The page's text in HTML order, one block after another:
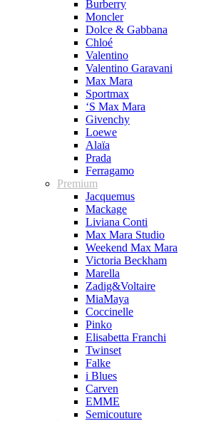
Burberry
Moncler
Dolce & Gabbana
Chloé
Valentino
Valentino Garavani
Max Mara
Sportmax
‘S Max Mara
Givenchy
Loewe
Alaïa
Prada
Ferragamo
Premium
Jacquemus
Mackage
Liviana Conti
Max Mara Studio
Weekend Max Mara
Victoria Beckham
Marella
Zadig&Voltaire
MiaMaya
Coccinelle
Pinko
Elisabetta Franchi
Twinset
Falke
i Blues
Carven
EMME
Semicouture